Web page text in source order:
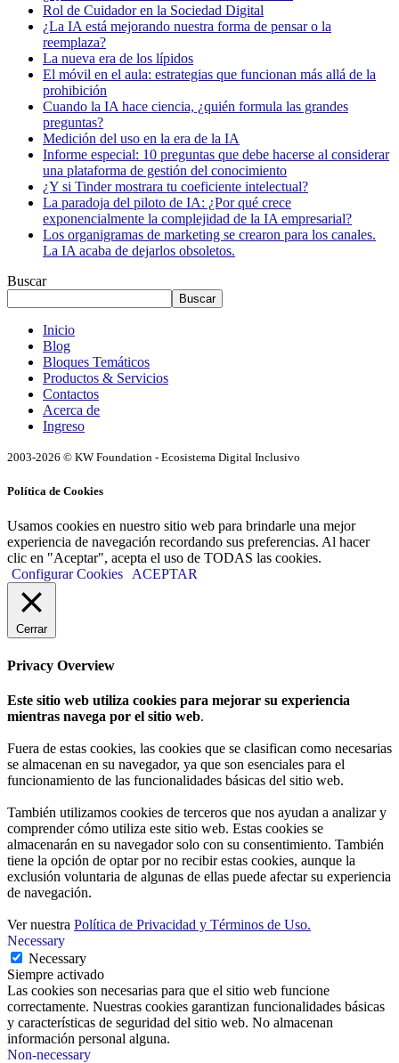
Rol de Cuidador en la Sociedad Digital
¿La IA está mejorando nuestra forma de pensar o la
reemplaza?
La nueva era de los lípidos
El móvil en el aula: estrategias que funcionan más allá de la
prohibición
Cuando la IA hace ciencia, ¿quién formula las grandes
preguntas?
Medición del uso en la era de la IA
Informe especial: 10 preguntas que debe hacerse al considerar
una plataforma de gestión del conocimiento
¿Y si Tinder mostrara tu coeficiente intelectual?
La paradoja del piloto de IA: ¿Por qué crece
exponencialmente la complejidad de la IA empresarial?
Los organigramas de marketing se crearon para los canales.
La IA acaba de dejarlos obsoletos.
Buscar
Buscar
Inicio
Blog
Bloques Temáticos
Productos & Servicios
Contactos
Acerca de
Ingreso
2003-2026 © KW Foundation - Ecosistema Digital Inclusivo
Política de Cookies
Usamos cookies en nuestro sitio web para brindarle una mejor
experiencia de navegación recordando sus preferencias. Al hacer
clic en "Aceptar", acepta el uso de TODAS las cookies.
Configurar Cookies
ACEPTAR
Cerrar
Privacy Overview
Este sitio web utiliza cookies para mejorar su experiencia
mientras navega por el sitio web.
Fuera de estas cookies, las cookies que se clasifican como necesarias
se almacenan en su navegador, ya que son esenciales para el
funcionamiento de las funcionalidades básicas del sitio web.
También utilizamos cookies de terceros que nos ayudan a analizar y
comprender cómo utiliza este sitio web. Estas cookies se
almacenarán en su navegador solo con su consentimiento. También
tiene la opción de optar por no recibir estas cookies, aunque la
exclusión voluntaria de algunas de ellas puede afectar su experiencia
de navegación.
Ver nuestra Política de Privacidad y Términos de Uso.
Necessary
Necessary
Siempre activado
Las cookies son necesarias para que el sitio web funcione
correctamente. Nuestras cookies garantizan funcionalidades básicas
y características de seguridad del sitio web. No almacenan
información personal alguna.
Non-necessary